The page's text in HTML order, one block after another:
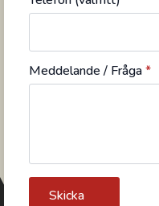
Meddelande / Fråga*
Skicka